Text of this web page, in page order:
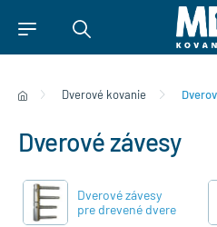
Dverové kovanie
Dverové závesy
Dverové závesy
pre drevené dvere